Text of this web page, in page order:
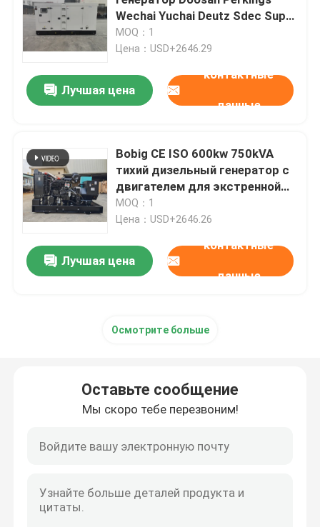
Генератор Yangdong дизельный
Генератор YUCHAI дизельный
Генератор Weichai дизельный
Генератор SDEC дизельный
Генераторы Isuzu дизельные
Контейнерный дизельный генератор
Генераторы Yanmar дизельные
Генератор Baudouin дизельный
Wechai Yuchai Deutz Sdec Super
Silent Открытый 200кВ 400кВ
500кВ 610кВ s800кВ 1000кВ
MOQ：1
Цена：USD+2646.29
Лучшая цена
контактные
данные
Bobig CE ISO 600kw 750kVA
тихий дизельный генератор с
двигателем для экстренной
экипажи
MOQ：1
Цена：USD+2646.26
Лучшая цена
контактные
данные
Осмотрите больше
Оставьте сообщение
Мы скоро тебе перезвоним!